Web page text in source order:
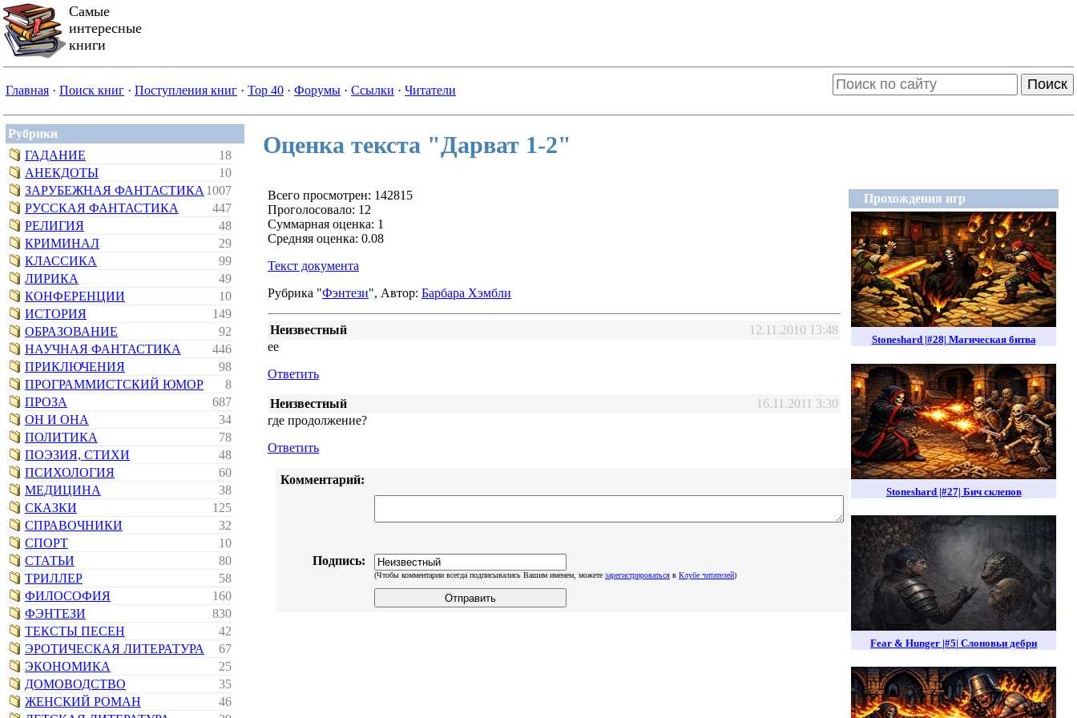
Самые
интересные
книги
Главная · Поиск книг · Поступления книг · Top 40 · Форумы · Ссылки · Читатели Поиск
Рубрики
ГАДАНИЕ
18
АНЕКДОТЫ
10
ЗАРУБЕЖНАЯ ФАНТАСТИКА 1007
РУССКАЯ ФАНТАСТИКА
447
РЕЛИГИЯ
48
КРИМИНАЛ
29
КЛАССИКА
99
ЛИРИКА
49
КОНФЕРЕНЦИИ
10
ИСТОРИЯ
149
ОБРАЗОВАНИЕ
92
НАУЧНАЯ ФАНТАСТИКА
446
ПРИКЛЮЧЕНИЯ
98
ПРОГРАММИСТСКИЙ ЮМОР
8
ПРОЗА
687
ОН И ОНА
34
ПОЛИТИКА
78
ПОЭЗИЯ, СТИХИ
48
ПСИХОЛОГИЯ
60
МЕДИЦИНА
38
СКАЗКИ
125
СПРАВОЧНИКИ
32
СПОРТ
10
СТАТЬИ
80
ТРИЛЛЕР
58
ФИЛОСОФИЯ
160
ФЭНТЕЗИ
830
ТЕКСТЫ ПЕСЕН
42
ЭРОТИЧЕСКАЯ ЛИТЕРАТУРА
67
ЭКОНОМИКА
25
ДОМОВОДСТВО
35
ЖЕНСКИЙ РОМАН
46
Оценка текста "Дарват 1-2"
Всего просмотрен: 142815
Проголосовало: 12
Суммарная оценка: 1
Средняя оценка: 0.08
Текст документа
Рубрика "Фэнтези", Автор: Барбара Хэмбли
Неизвестный
12.11.2010 13:48
ее
Ответить
Неизвестный
16.11.2011 3:30
где продолжение?
Ответить
Комментарий:
Подпись:
(Чтобы комментарии всегда подписывались Вашим именем, можете зарегистрироваться в Клубе читателей)
Прохождения игр
Stoneshard |#28| Магическая битва
Stoneshard |#27| Бич склепов
Fear & Hunger |#5| Слоновьи дебри